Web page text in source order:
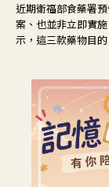
近期衛福部食藥署
案、也並非立即實
示，這三款藥物目